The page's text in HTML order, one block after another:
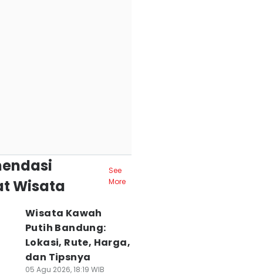
Wisata
See
More
Wisata Kawah
Putih Bandung:
Lokasi, Rute, Harga,
dan Tipsnya
05 Agu 2026, 18:19 WIB